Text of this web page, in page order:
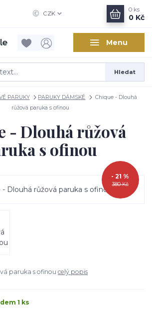
Menu
CZK
Hledat
0 ks
0 Kč
PARUKY PARUKY DÁMSKÉ
Chique - Dlouhá
růžová paruka s ofinou
- Dlouhá růžová
s ofinou
380 Kč
- 21 %
paruka s ofinou celý popis
1 ks